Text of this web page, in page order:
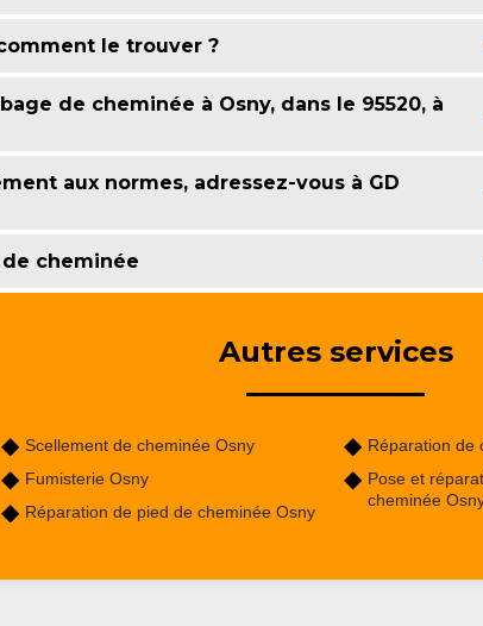
le trouver ?
de cheminée à Osny, dans le 95520, à
aux normes, adressez-vous à GD
cheminée
Autres services
Scellement de cheminée Osny
Fumisterie Osny
Réparation de pied de cheminée Osny
Réparation de
Pose et
cheminée